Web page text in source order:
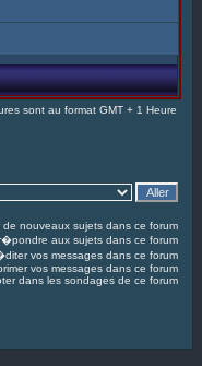
sont au format GMT + 1 Heure
de nouveaux sujets dans ce forum
aux sujets dans ce forum
vos messages dans ce forum
vos messages dans ce forum
dans les sondages de ce forum